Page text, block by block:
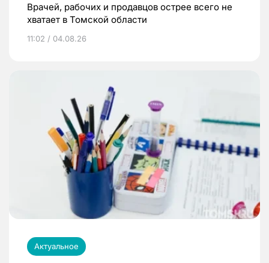
Врачей, рабочих и продавцов острее всего не
хватает в Томской области
11:02 / 04.08.26
Актуальное